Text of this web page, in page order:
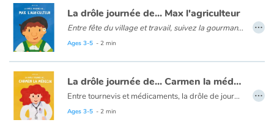
Blog
Learn french with Storyplay'r
French book lists for children
Reading for children
La drôle journée de... Max l'agriculteur
Entre fête du village et travail, suivez la gourmande journée de Max l’agriculteur !
Ages 3-5 - 2 min
…
La drôle journée de... Carmen la médecin
Entre tournevis et médicaments, la drôle de journée de Carmen est un album plein d'humour qui fera rire les petits et grands médecins !
Ages 3-5 - 2 min
…